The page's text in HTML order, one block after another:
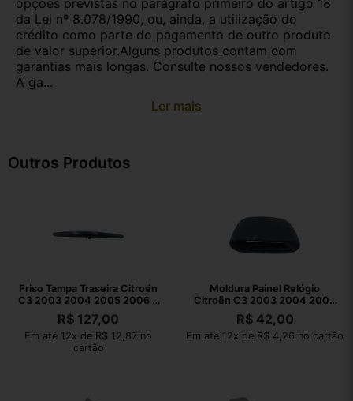
opções previstas no parágrafo primeiro do artigo 18
da Lei nº 8.078/1990, ou, ainda, a utilização do
crédito como parte do pagamento de outro produto
de valor superior.Alguns produtos contam com
garantias mais longas. Consulte nossos vendedores.
A ga...
Ler mais
Outros Produtos
Friso Tampa Traseira Citroën
C3 2003 2004 2005 2006 A
2011
R$ 127,00
Em até 12x de R$ 12,87 no
cartão
Moldura Painel Relógio
Citroën C3 2003 2004 2005
2006 A 2011
R$42,00
Em até 12x de R$ 4,26 no cartão